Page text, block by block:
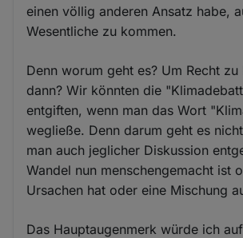
einen völlig anderen Ansatz habe,
Wesentliche zu kommen.
Denn worum geht es? Um Recht zu
dann? Wir könnten die
entgiften, wenn man das Wort
wegließe. Denn darum geht es
man auch jeglicher Diskussion
Wandel nun menschengemacht ist
Ursachen hat oder eine Mischung
Das Hauptaugenmerk würde ich